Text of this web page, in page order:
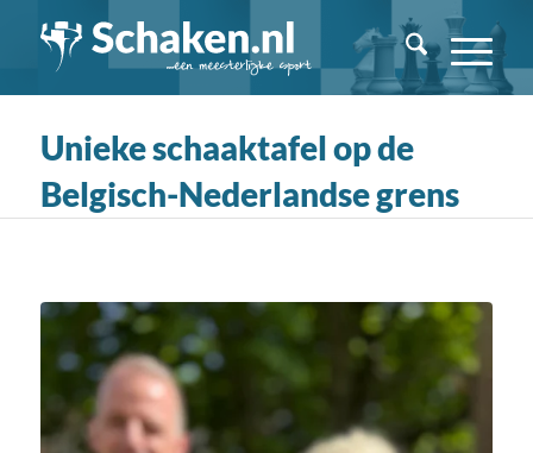
Unieke schaaktafel op de
Belgisch-Nederlandse grens